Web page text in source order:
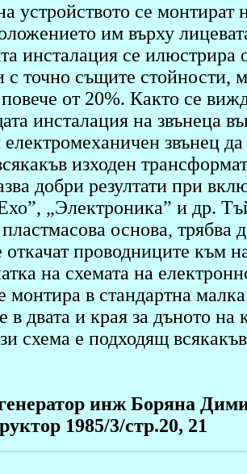
устройството се монтират
им върху
инсталация се
с точно същите стойности,
повече от 20%. Както се
инсталация на звънеца
звънец
изходен
добри резултати при
„Электроника” и др.
основа, трябва
проводниците към
на схемата на
монтира в стандартна
в двата и края за дъното
схема е подходящ
инж Боряна
1985/3/стр.20, 21